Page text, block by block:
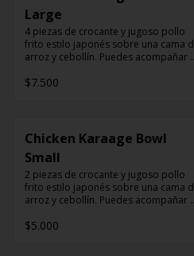
Large
4 piezas de crocante y jugoso pollo
frito estilo japonés sobre una cama
arroz y cebollín. Puedes acompañar
$7.500
Chicken Karaage Bowl
Small
2 piezas de crocante y jugoso pollo
frito estilo japonés sobre una cama
arroz y cebollín. Puedes acompañar
$5.000